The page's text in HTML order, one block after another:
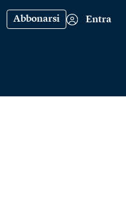
Abbonarsi Entra